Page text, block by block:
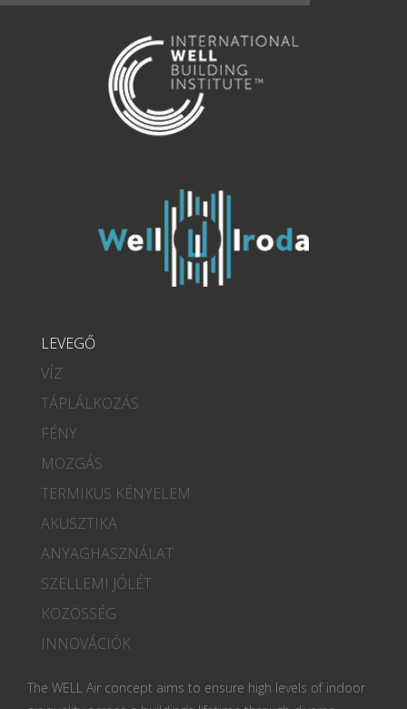
LEVEGŐ
VÍZ
TÁPLÁLKOZÁS
FÉNY
MOZGÁS
TERMIKUS KÉNYELEM
AKUSZTIKA
ANYAGHASZNÁLAT
SZELLEMI JÓLÉT
KÖZÖSSÉG
INNOVÁCIÓK
The WELL Air concept aims to ensure high levels of indoor